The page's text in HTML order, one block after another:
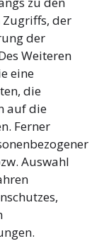
Zugriffs, der
der
Weiteren
eine
die
auf die
Ferner
Auswahl